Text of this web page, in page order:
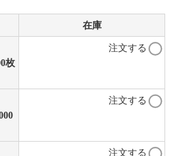
在庫
枚
注文する
注文する
注文する